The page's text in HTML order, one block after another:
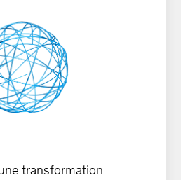
transformation